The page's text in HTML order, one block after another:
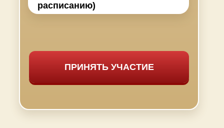
расписанию)
ПРИНЯТЬ УЧАСТИЕ